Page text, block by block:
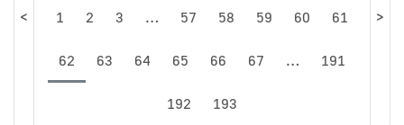
< 1 2 3 … 57 58 59 60 61
62 63 64 65 66 67 … 191
192 193
>